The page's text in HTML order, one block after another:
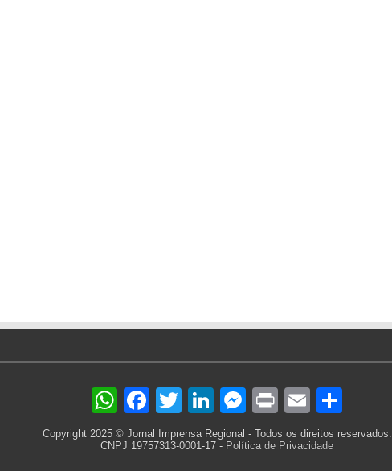
WhatsApp
Facebook
TwitterLinkedIn
Messenger
PrintEmail
Copyright 2025 © Jornal Imprensa Regional - Todos os direitos reservados.
CNPJ 19757313-0001-17 - Política de Privacidade